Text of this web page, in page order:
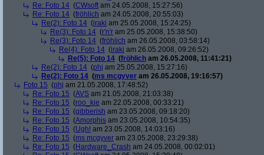
Re: Foto 14 (CWsoft am 24.05.2008, 15:27:56)
Re: Foto 14 (fröhlich am 24.05.2008, 20:55:03)
Re(2): Foto 14 (iraki am 25.05.2008, 15:24:25)
Re(3): Foto 14 (r'n'r am 25.05.2008, 15:38:50)
Re(3): Foto 14 (fröhlich am 26.05.2008, 03:58:14)
Re(4): Foto 14 (iraki am 26.05.2008, 09:26:52)
Re(5): Foto 14 (fröhlich am 26.05.2008, 11:41:21)
Re(2): Foto 14 (phj am 25.05.2008, 15:27:16)
Re(2): Foto 14 (ms mcgyver am 26.05.2008, 19:16:57)
Foto 15 (phj am 21.05.2008, 17:48:52)
Re: Foto 15 (AVS am 21.05.2008, 21:03:38)
Re: Foto 15 (roo_kie am 22.05.2008, 00:33:21)
Re: Foto 15 (gibberish am 23.05.2008, 09:18:20)
Re: Foto 15 (Amorphis am 23.05.2008, 10:54:35)
Re: Foto 15 (Ugh! am 23.05.2008, 14:03:16)
Re: Foto 15 (ms mcgyver am 23.05.2008, 23:29:38)
Re: Foto 15 (Hardware_Crash am 24.05.2008, 00:02:01)